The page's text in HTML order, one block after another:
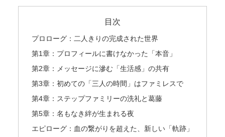
目次
プロローグ：二人きりの完成された世界
第1章：プロフィールに書けなかった「本音」
第2章：メッセージに滲む「生活感」の共有
第3章：初めての「三人の時間」はファミレスで
第4章：ステップファミリーの洗礼と葛藤
第5章：名もなき絆が生まれる夜
エピローグ：血の繋がりを超えた、新しい「軌跡」